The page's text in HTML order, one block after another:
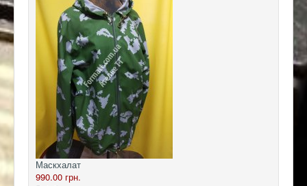
Маскхалат
990.00 грн.